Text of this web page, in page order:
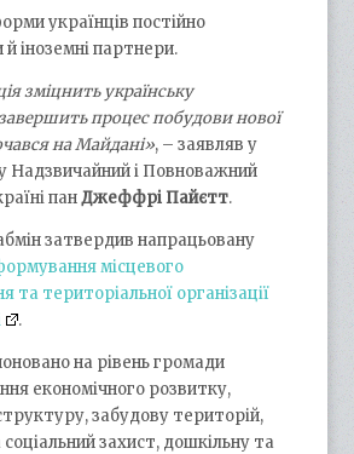
українців постійно
іноземні партнери.
зміцнить українську
процес побудови нової
на Майдані», – заявляв у
Надзвичайний і Повноважний
панДжеффрі Пайєтт.
затвердив напрацьовану
місцевого
та територіальної організації
.
на рівень громади
економічного розвитку,
забудову територій,
соціальний захист, дошкільну та